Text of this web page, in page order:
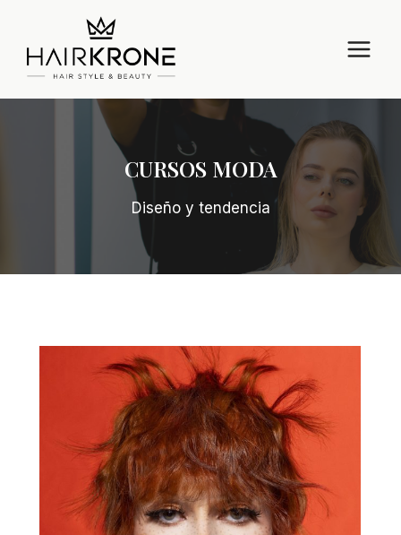
contenido
CURSOS MODA
Diseño y tendencia